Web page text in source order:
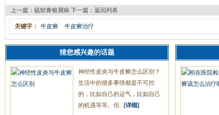
上一篇： 硫软膏银屑病 下一篇： 返回列表
关键字： 牛皮癣 牛皮癣治疗
猜您感兴趣的话题
神经性皮炎与牛皮癣怎么区别？
生活中的很多事情都是不可控
的，比如自己的运气，比如自己
的机遇等等。但... [详细]